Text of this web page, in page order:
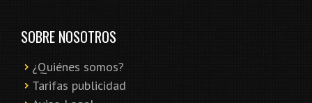
SOBRE NOSOTROS
¿Quiénes somos?
Tarifas publicidad